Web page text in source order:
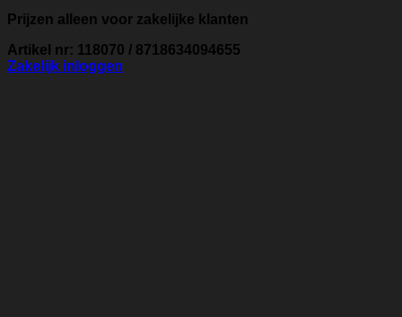
Prijzen alleen voor zakelijke klanten
Artikel nr: 118070 / 8718634094655
Zakelijk inloggen